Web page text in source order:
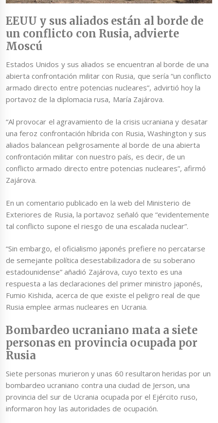
EEUU y sus aliados están al borde de
un conflicto con Rusia, advierte
Moscú
Estados Unidos y sus aliados se encuentran al borde de una
abierta confrontación militar con Rusia, que sería “un conflicto
armado directo entre potencias nucleares”, advirtió hoy la
portavoz de la diplomacia rusa, María Zajárova.
“Al provocar el agravamiento de la crisis ucraniana y desatar
una feroz confrontación híbrida con Rusia, Washington y sus
aliados balancean peligrosamente al borde de una abierta
confrontación militar con nuestro país, es decir, de un
conflicto armado directo entre potencias nucleares”, afirmó
Zajárova.
En un comentario publicado en la web del Ministerio de
Exteriores de Rusia, la portavoz señaló que “evidentemente
tal conflicto supone el riesgo de una escalada nuclear”.
“Sin embargo, el oficialismo japonés prefiere no percatarse
de semejante política desestabilizadora de su soberano
estadounidense” añadió Zajárova, cuyo texto es una
respuesta a las declaraciones del primer ministro japonés,
Fumio Kishida, acerca de que existe el peligro real de que
Rusia emplee armas nucleares en Ucrania.
Bombardeo ucraniano mata a siete
personas en provincia ocupada por
Rusia
Siete personas murieron y unas 60 resultaron heridas por un
bombardeo ucraniano contra una ciudad de Jerson, una
provincia del sur de Ucrania ocupada por el Ejército ruso,
informaron hoy las autoridades de ocupación.